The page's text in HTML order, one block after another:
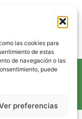
las cookies para
de estas
de navegación o las
puede
preferencias